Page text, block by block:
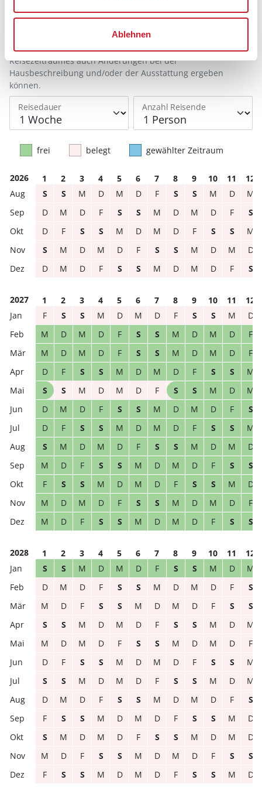
Ablehnen
Sie bekommen Verfügbarkeit und Preis angezeigt
Reisedauer Anzahl Reisende
Bitte beachten Sie, dass sich bei Änderungen des
Reisezeitraumes auch Änderungen bei der
Hausbeschreibung und/oder der Ausstattung ergeben
können.
frei belegt gewählter Zeitraum
2026 1 2 3 4 5 6 7 8 9 10 11
12
S
S M D M D F S S M D
M
D
M D F S S M D M D F
S
D
F S S M D M D F S S
M
S
M D M D F S S M D M
D
D
M D F S S M D M D F S
2027 1 2 3 4 5 6 7 8 9 10 11
12
F
S S M D M D F S S M
D
M
D M D F S S M D M D
F
M
D M D F S S M D M D
F
D
F S S M D M D F S S
M
S
S M D M D F S S M D
M
D
M D F S S M D M D F
S
D
F S S M D M D F S S
M
S
M D M D F S S M D M
D
M
D F S S M D M D F S
S
F
S S M D M D F S S M
D
M
D M D F S S M D M D
F
M
D F S S M D M D F S S
2028 1 2 3 4 5 6 7 8 9 10 11
12
S
S M D M D F S S M D
M
D
M D F S S M D M D F
S
M
D F S S M D M D F S
S
S
S M D M D F S S M D
M
M
D M D F S S M D M D
F
D
F S S M D M D F S S
M
S
S M D M D F S S M D
M
D
M D F S S M D M D F
S
F
S S M D M D F S S M
D
S
M D M D F S S M D M
D
M
D F S S M D M D F S
S
F
S S M D M D F S S M D